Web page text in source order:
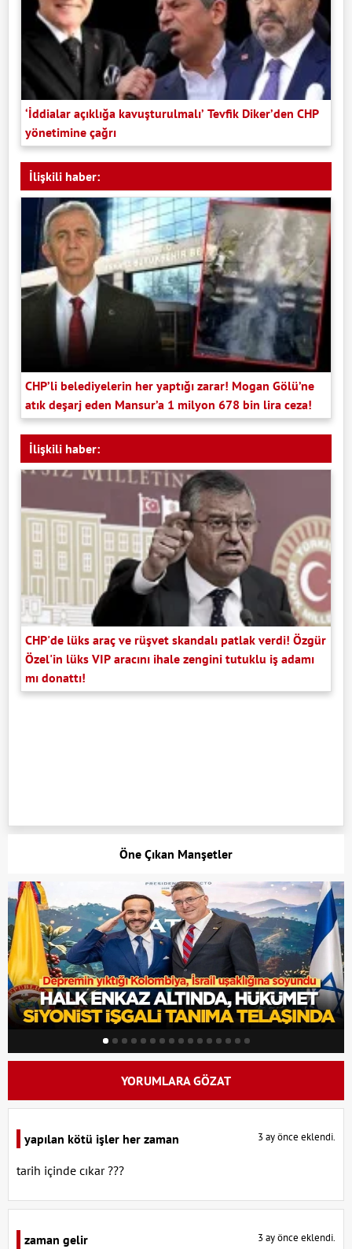
‘İddialar açıklığa kavuşturulmalı’ Tevfik Diker’den CHP
yönetimine çağrı
İlişkili haber:
CHP’li belediyelerin her yaptığı zarar! Mogan Gölü’ne
atık deşarj eden Mansur’a 1 milyon 678 bin lira ceza!
İlişkili haber:
CHP'de lüks araç ve rüşvet skandalı patlak verdi! Özgür
Özel'in lüks VIP aracını ihale zengini tutuklu iş adamı
mı donattı!
Öne Çıkan Manşetler
YORUMLARA GÖZAT
yapılan kötü işler her zaman 3 ay önce eklendi.
tarih içinde cıkar ???
zaman gelir 3 ay önce eklendi.